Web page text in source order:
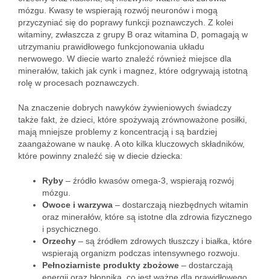
mózgu. Kwasy te wspierają rozwój neuronów i mogą
przyczyniać się do poprawy funkcji poznawczych. Z kolei
witaminy, zwłaszcza z grupy B oraz witamina D, pomagają w
utrzymaniu prawidłowego funkcjonowania układu
nerwowego. W diecie warto znaleźć również miejsce dla
minerałów, takich jak cynk i magnez, które odgrywają istotną
rolę w procesach poznawczych.
Na znaczenie dobrych nawyków żywieniowych świadczy
także fakt, że dzieci, które spożywają zrównoważone posiłki,
mają mniejsze problemy z koncentracją i są bardziej
zaangażowane w naukę. A oto kilka kluczowych składników,
które powinny znaleźć się w diecie dziecka:
Ryby – źródło kwasów omega-3, wspierają rozwój
mózgu.
Owoce i warzywa – dostarczają niezbędnych witamin
oraz minerałów, które są istotne dla zdrowia fizycznego
i psychicznego.
Orzechy – są źródłem zdrowych tłuszczy i białka, które
wspierają organizm podczas intensywnego rozwoju.
Pełnoziarniste produkty zbożowe – dostarczają